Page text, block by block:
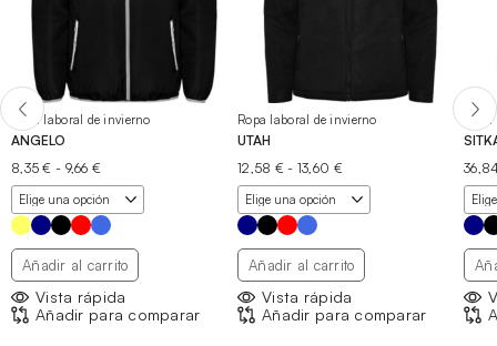
Ropa laboral de invierno
ANGELO
8,35€ - 9,66 €
de
precios:
desde
8,35 €
hasta
9,66 €
Añadir al carrito
Vista rápida
Añadir para comparar
Ropa laboral de invierno
UTAH
12,58 € - 13,60 €Rango
de
precios:
desde
hasta
13,60 €
Añadir al carrito
Vista rápida
Añadir para comparar